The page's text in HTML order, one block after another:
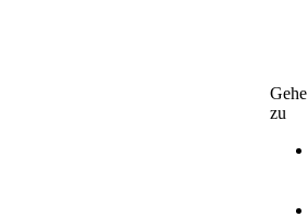
Gehe
zu